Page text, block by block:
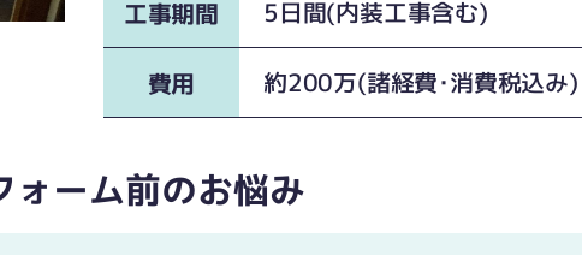
工事期間 5日間(内装工事含む)
費用 約200万(諸経費･消費税込み)
ォーム前のお悩み